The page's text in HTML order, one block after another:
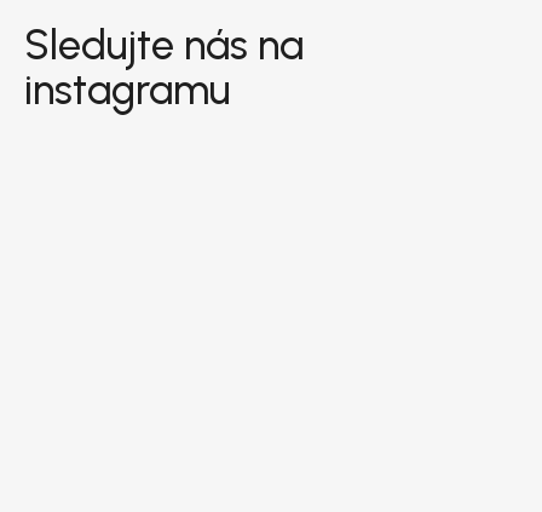
Sledujte nás na
instagramu